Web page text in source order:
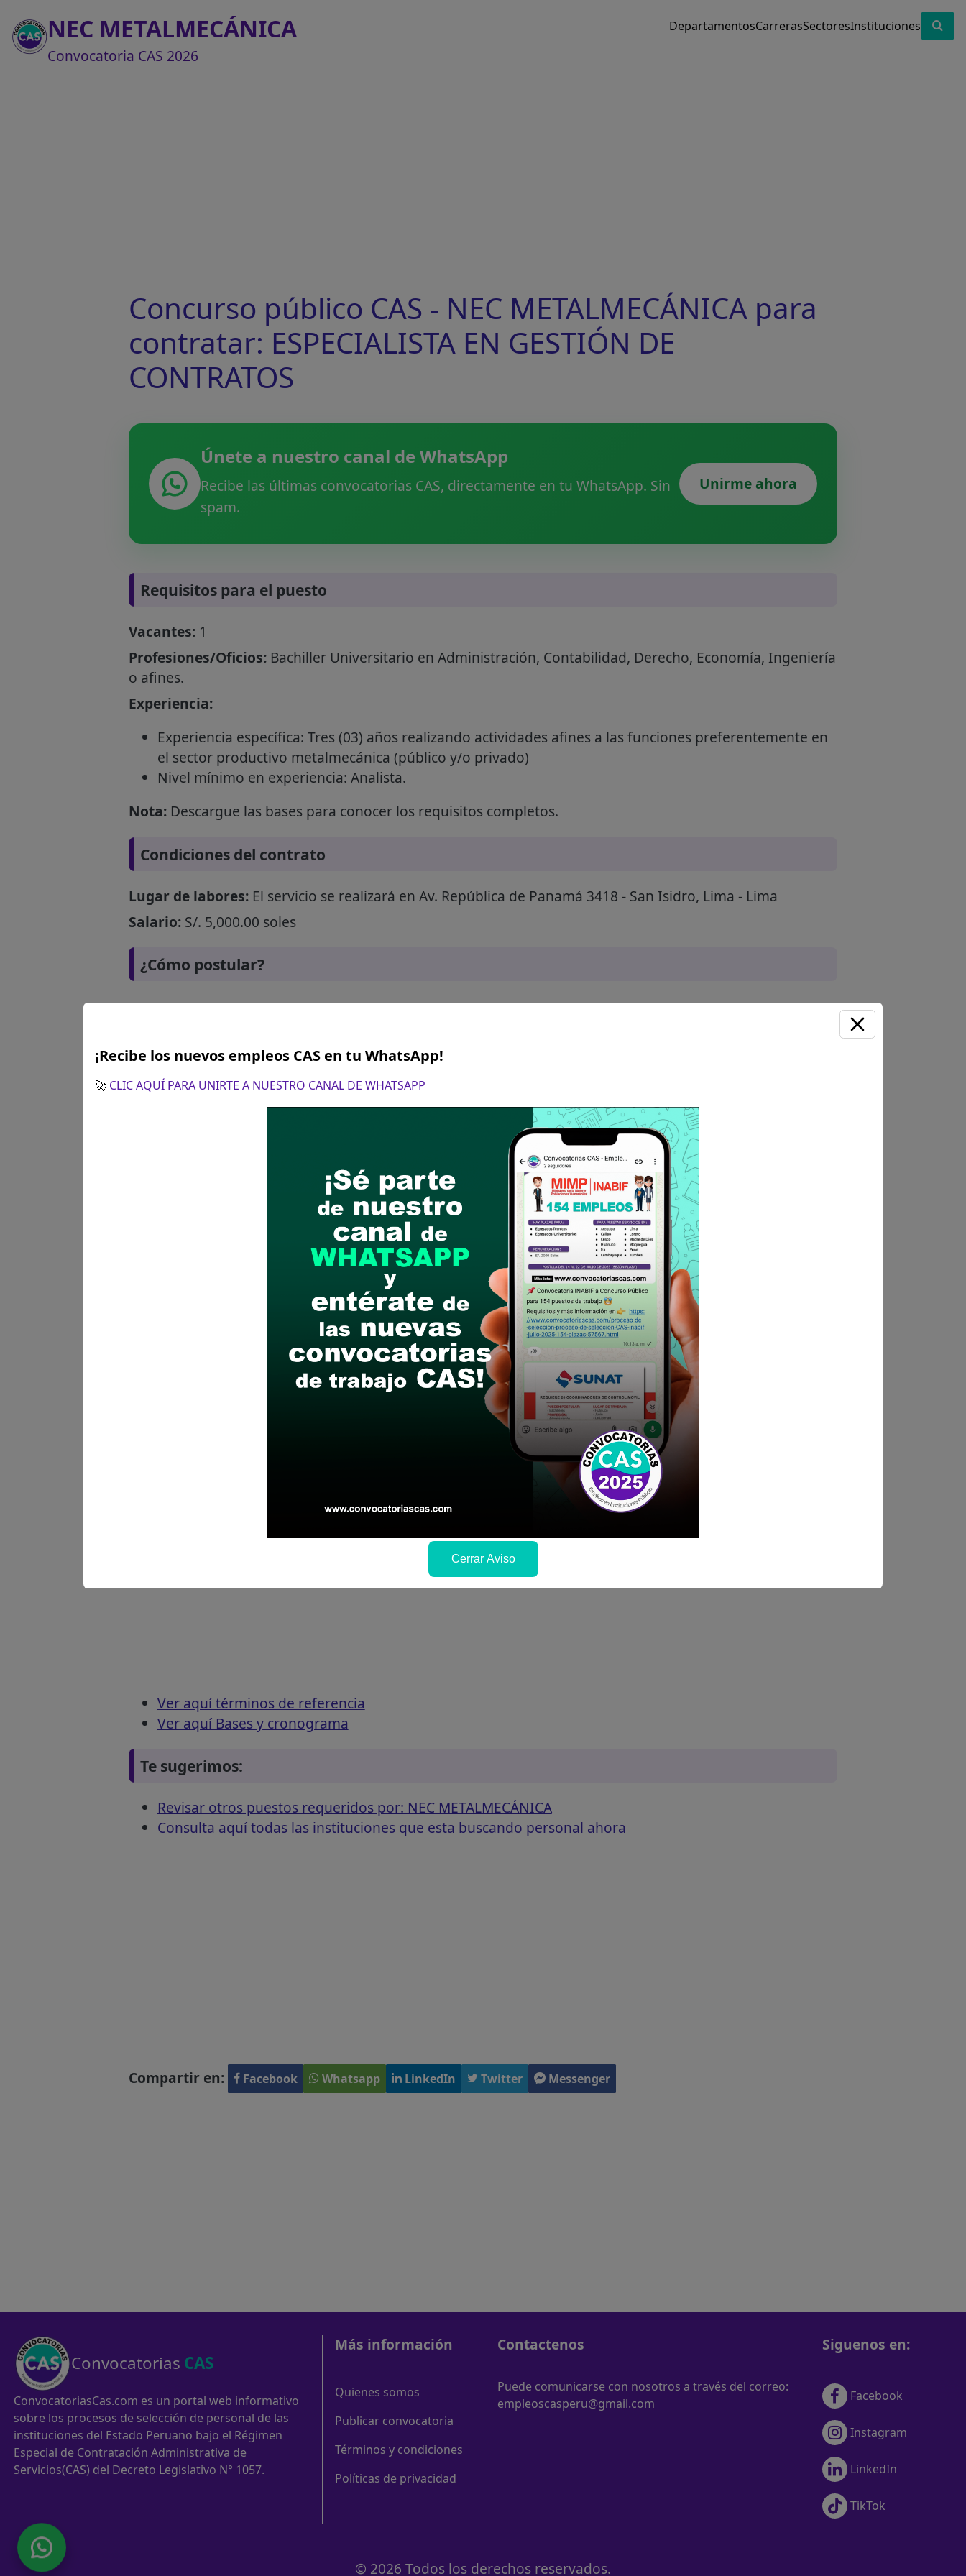
NEC METALMECÁNICA
Convocatoria CAS 2026
DepartamentosCarrerasSectoresInstituciones
Concurso público CAS - NEC METALMECÁNICA para
contratar: ESPECIALISTA EN GESTIÓN DE
CONTRATOS
Únete a nuestro canal de WhatsApp
Recibe las últimas convocatorias CAS, directamente en tu WhatsApp. Sin
spam.
Unirme ahora
Requisitos para el puesto
Vacantes:1
Profesiones/Oficios:Bachiller Universitario en Administración, Contabilidad, Derecho, Economía, Ingeniería
o afines.
Experiencia:
Experiencia específica: Tres (03) años realizando actividades afines a las funciones preferentemente en
el sector productivo metalmecánica (público y/o privado)
Nivel mínimo en experiencia: Analista.
Nota:Descargue las bases para conocer los requisitos completos.
Condiciones del contrato
Lugar de labores:El servicio se realizará en Av. República de Panamá 3418 - San Isidro, Lima - Lima
Salario:S/. 5,000.00 soles
¿Cómo postular?
Del 02 al 06 de octubre de 2024
Postulación Virtual (enviar CV documentado y los formatos 1 y 2 al correo:
convocatorias@necmetalmecanica.pe
Recomendaciones para postular
Descarga y revisa a detalle las bases del concurso público
Antes de postular, verifica si cumples con los requisitos para el puesto
Prepara tu documentación y presentalo en la fechas y por los medios que indica las bases
Revisar el cronograma para conocer cuando se publicará los resultados
Ver aquí términos de referencia
Ver aquí Bases y cronograma
Te sugerimos:
Revisar otros puestos requeridos por: NEC METALMECÁNICA
Consulta aquí todas las instituciones que esta buscando personal ahora
Compartir en: Facebook Whatsapp LinkedIn Twitter Messenger
Convocatorias CAS
ConvocatoriasCas.com es un portal web informativo
sobre los procesos de selección de personal de las
instituciones del Estado Peruano bajo el Régimen
Especial de Contratación Administrativa de
Servicios(CAS) del Decreto Legislativo N° 1057.
Más información
Quienes somos
Publicar convocatoria
Términos y condiciones
Políticas de privacidad
Contactenos
Puede comunicarse con nosotros a través del correo:
empleoscasperu@gmail.com
Siguenos en:
Facebook
Instagram
LinkedIn
TikTok
© 2026 Todos los derechos reservados.
¡Recibe los nuevos empleos CAS en tu WhatsApp!
🚀 CLIC AQUÍ PARA UNIRTE A NUESTRO CANAL DE WHATSAPP
Cerrar Aviso